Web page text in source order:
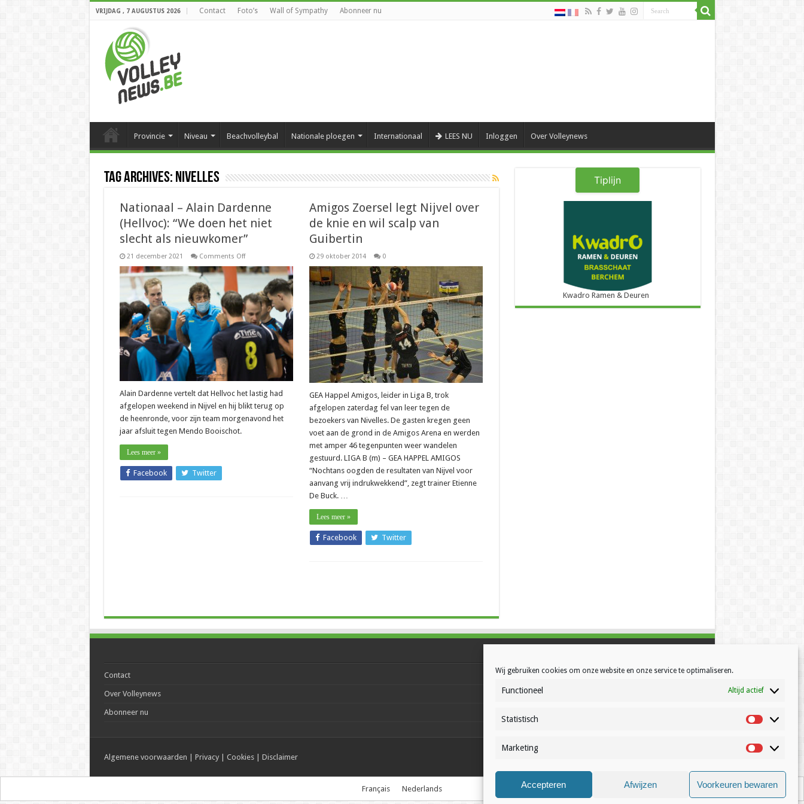
Wij gebruiken cookies om onze website en onze service te optimaliseren.
Functioneel Altijd actief
Statistisch Statistisch
Marketing Marketing
Accepteren Afwijzen Voorkeuren bewaren
VRIJDAG , 7 AUGUSTUS 2026 Contact Foto’s Wall of Sympathy Abonneer nu
Provincie Niveau Beachvolleybal Nationale ploegen Internationaal LEES NU Inloggen Over Volleynews
Tag Archives: nivelles
Nationaal – Alain Dardenne
(Hellvoc): “We doen het niet
slecht als nieuwkomer”
21 december 2021 Comments Offon
–
Dardenne
(Hellvoc):
“We
doen
het
niet
slecht
als
nieuwkomer”
Alain Dardenne vertelt dat Hellvoc het lastig had
afgelopen weekend in Nijvel en hij blikt terug op
de heenronde, voor zijn team morgenavond het
jaar afsluit tegen Mendo Booischot.
Lees meer »
Facebook Twitter
Amigos Zoersel legt Nijvel over
de knie en wil scalp van
Guibertin
29 oktober 2014 0
GEA Happel Amigos, leider in Liga B, trok
afgelopen zaterdag fel van leer tegen de
bezoekers van Nivelles. De gasten kregen geen
voet aan de grond in de Amigos Arena en werden
met amper 46 tegenpunten weer wandelen
gestuurd. LIGA B (m) – GEA HAPPEL AMIGOS
“Nochtans oogden de resultaten van Nijvel voor
aanvang vrij indrukwekkend”, zegt trainer Etienne
De Buck. …
Lees meer »
Facebook Twitter
Tiplijn
Kwadro Ramen & Deuren
Contact
Over Volleynews
Abonneer nu
Algemene voorwaarden Privacy| Cookies| Disclaimer
Français Nederlands